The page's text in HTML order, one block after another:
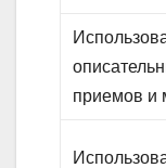
приемов и